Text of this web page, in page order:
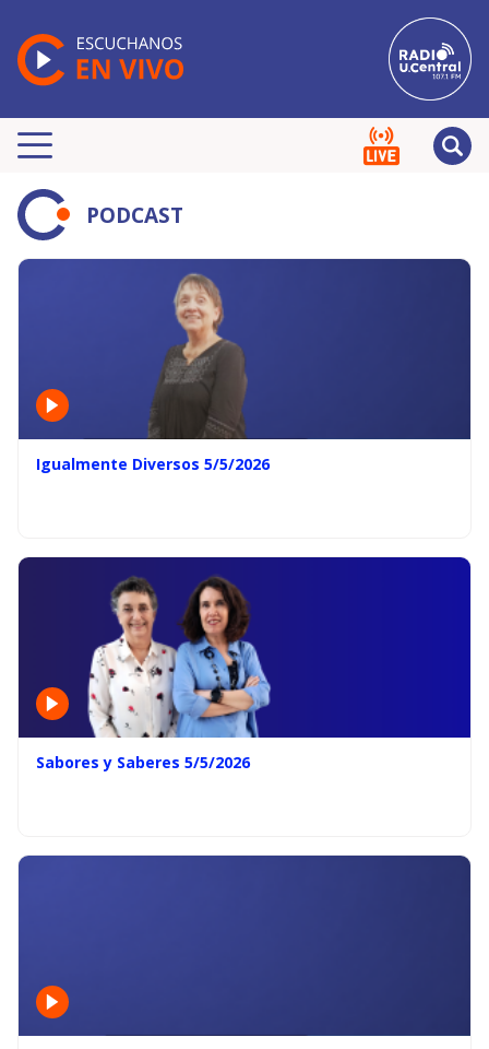
PODCAST
Igualmente Diversos 5/5/2026
Sabores y Saberes 5/5/2026